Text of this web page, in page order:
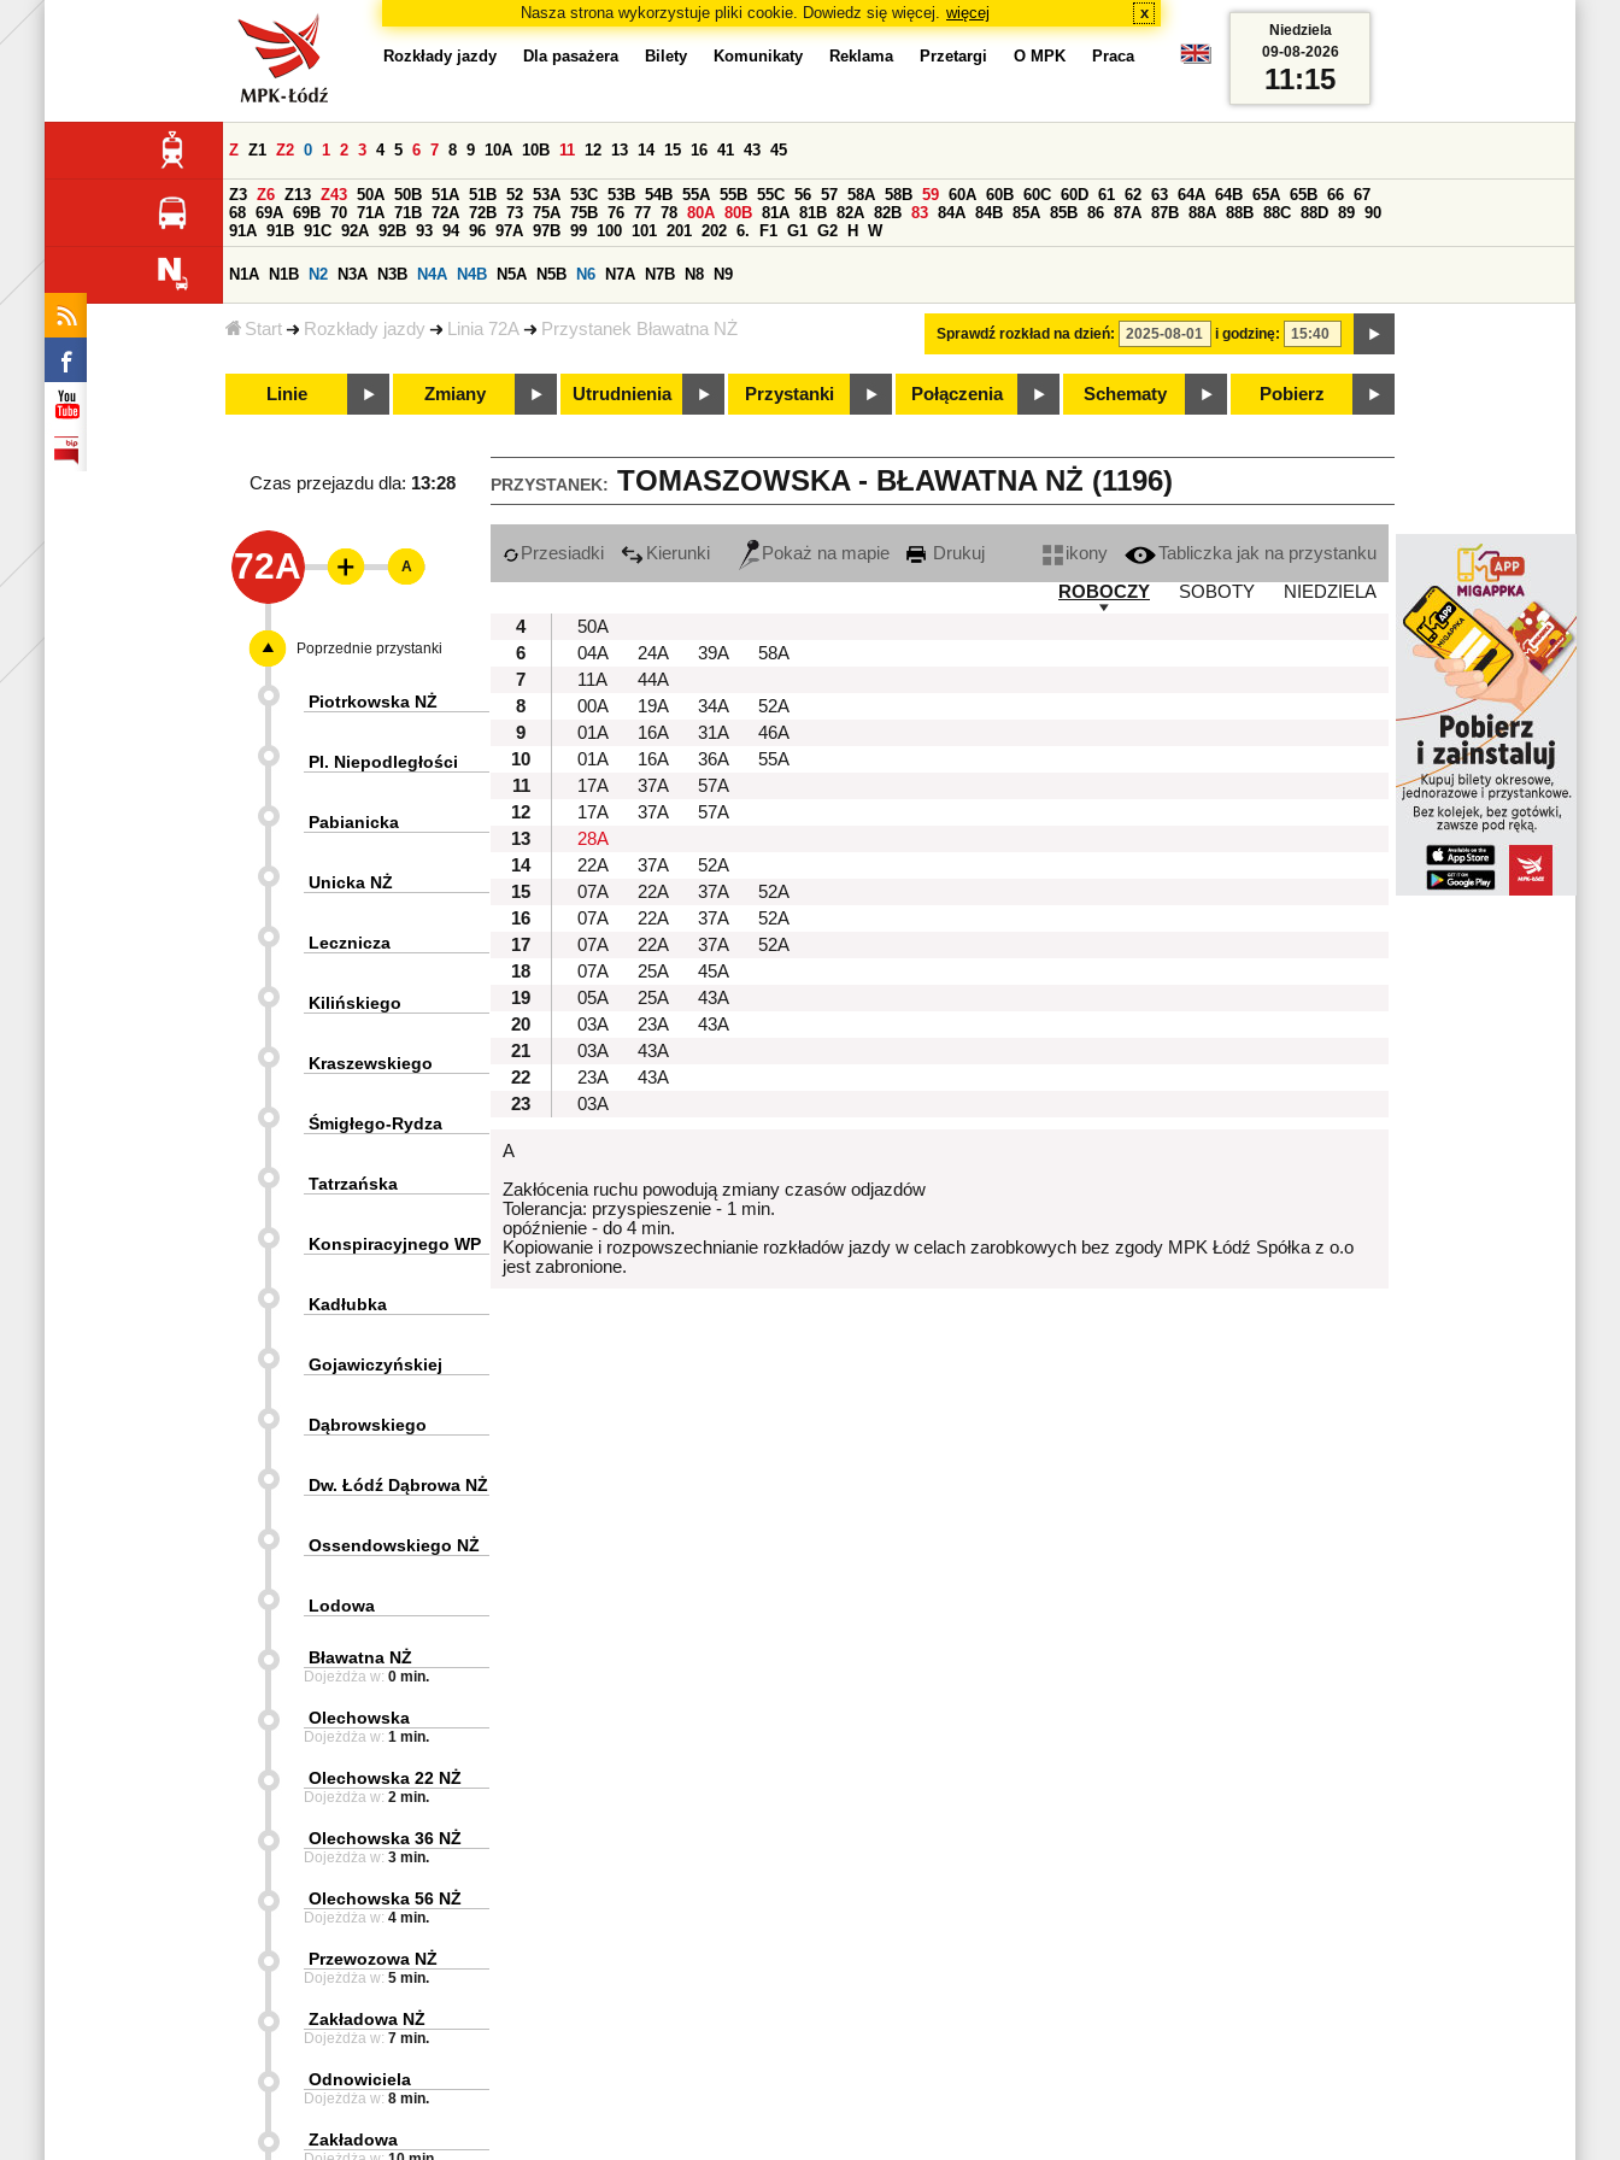
Nasza strona wykorzystuje pliki cookie. Dowiedz się więcej. więcej x
Start Rozkłady jazdy Linia 72A Przystanek Bławatna NŻ
Rozkłady jazdy Dla pasażera Bilety Komunikaty Reklama Przetargi O MPK Praca
Sprawdź rozkład na dzień: i godzinę:
Z Z1 Z2 0 1 2 3 4 5 6 7 8 9 10A 10B 11 12 13 14 15 16 41 43 45
Z3 Z6 Z13 Z43 50A 50B 51A 51B 52 53A 53C 53B 54B 55A 55B 55C 56 57 58A 58B 59 60A 60B 60C 60D 61 62 63 64A 64B 65A 65B 66 67
68 69A 69B 70 71A 71B 72A 72B 73 75A 75B 76 77 78 80A 80B 81A 81B 82A 82B 83 84A 84B 85A 85B 86 87A 87B 88A 88B 88C 88D 89 90
91A 91B 91C 92A 92B 93 94 96 97A 97B 99 100 101 201 202 6. F1 G1 G2 H W
N1A N1B N2 N3A N3B N4A N4B N5A N5B N6 N7A N7B N8 N9
Linie Zmiany Utrudnienia Przystanki Połączenia Schematy Pobierz
Niedziela
09-08-2026
11:15
PRZYSTANEK: TOMASZOWSKA - BŁAWATNA NŻ (1196)
Czas przejazdu dla: 13:28
72A Przesiadki Kierunki Pokaż na mapie Drukuj ikony
Tabliczka jak na przystanku
ROBOCZY
SOBOTY
NIEDZIELA
4
50A
6
04A 24A 39A
58A
7
11A
44A
8
00A 19A 34A
52A
9
01A 16A 31A
46A
10
01A 16A 36A
55A
11
17A 37A
57A
12
17A 37A
57A
13
28A
14
22A 37A
52A
15
07A 22A 37A
52A
16
07A 22A 37A
52A
17
07A 22A 37A
52A
18
07A 25A
45A
19
05A 25A
43A
20
03A 23A
43A
21
03A
43A
22
23A
43A
23
03A
A
Zakłócenia ruchu powodują zmiany czasów odjazdów
Tolerancja: przyspieszenie - 1 min.
opóźnienie - do 4 min.
Kopiowanie i rozpowszechnianie rozkładów jazdy w celach zarobkowych bez zgody MPK Łódź Spółka z o.o
jest zabronione.
A
Poprzednie przystanki
Piotrkowska NŻ
Pl. Niepodległości
Pabianicka
Unicka NŻ
Lecznicza
Kilińskiego
Kraszewskiego
Śmigłego-Rydza
Tatrzańska
Konspiracyjnego WP
Kadłubka
Gojawiczyńskiej
Dąbrowskiego
Dw. Łódź Dąbrowa NŻ
Ossendowskiego NŻ
Lodowa
Bławatna NŻ
Dojeżdża w: 0 min.
Olechowska
Dojeżdża w: 1 min.
Olechowska 22 NŻ
Dojeżdża w: 2 min.
Olechowska 36 NŻ
Dojeżdża w: 3 min.
Olechowska 56 NŻ
Dojeżdża w: 4 min.
Przewozowa NŻ
Dojeżdża w: 5 min.
Zakładowa NŻ
Dojeżdża w: 7 min.
Odnowiciela
Dojeżdża w: 8 min.
Zakładowa